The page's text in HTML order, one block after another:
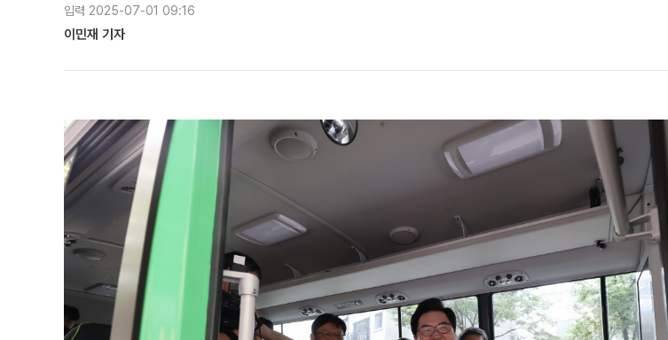
입력 2025-07-01 09:16
이민재 기자